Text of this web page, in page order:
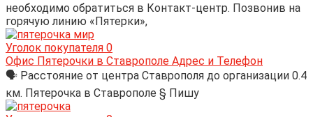
необходимо обратиться в Контакт-центр. Позвонив на
горячую линию «Пятерки»,
Уголок покупателя 0
Офис Пятерочки в Ставрополе Адрес и Телефон
🗣 Расстояние от центра Ставрополя до организации 0.4
км. Пятерочка в Ставрополе § Пишу